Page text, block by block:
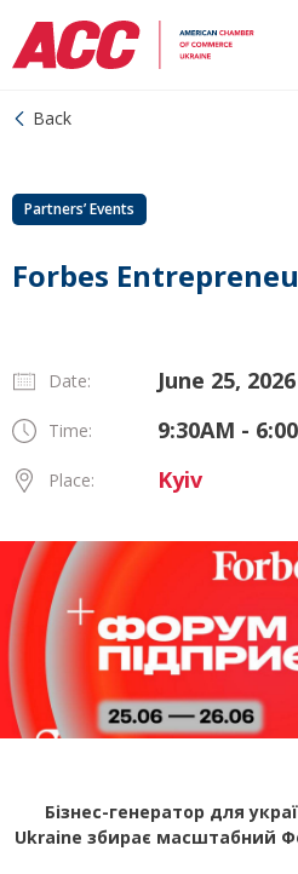
Back
Partners’ Events
Forbes
Date: June 25,
Time: 9:30AM -
Place: Kyiv
Бізнес-генератор для
Ukraine збирає масштабний